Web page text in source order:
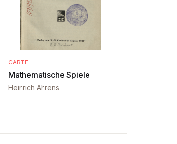
CARTE
Mathematische Spiele
Heinrich Ahrens